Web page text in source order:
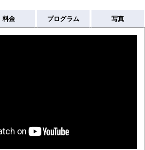
料金 プログラム 写真